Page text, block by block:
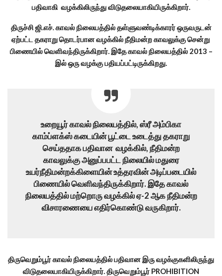
பதிவாகி வழக்கிலிருந்து விடுதலையாகியிருக்கிறார்.
திருச்சி ஜி.எச். காவல் நிலையத்தில் தள்ளுவண்டிக்காரர் ஒருவருடன்
ஏற்பட்ட தகராறு தொடர்பான வழக்கில் நீதிமன்ற காவலுக்கு சென்று
பிணையில் வெளிவந்திருக்கிறார். இதே காவல் நிலையத்தில் 2013 –
இல் ஒரு வழக்கு பதியப்பட்டிருக்கிறது.
உறையூர் காவல் நிலையத்தில், ஸ்ரீ அம்பிகா
காம்ப்ளக்ஸ் கடையின் பூட்டை உடைத்து தகராறு
செய்ததாக பதிவான வழக்கில், நீதிமன்ற
காவலுக்கு அனுப்பபட்ட நிலையில் மதுரை
உயர்நீதிமன்றக்கிளையின் உத்தரவின் அடிப்படையில்
பிணையில் வெளிவந்திருக்கிறார். இதே காவல்
நிலையத்தில் மற்றொரு வழக்கில் ஏ-2 ஆக நீதிமன்ற
விசாரணையை எதிர்கொண்டு வருகிறார்.
திருவெறும்பூர் காவல் நிலையத்தில் பதிவான இரு வழக்குகளிலிருந்து
விடுதலையாகியிருக்கிறார். திருவெறும்பூர் PROHIBITION